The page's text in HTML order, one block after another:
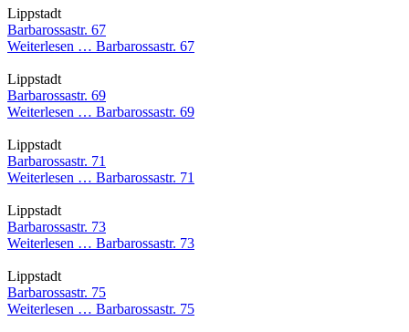
Lippstadt
Barbarossastr. 67
Weiterlesen … Barbarossastr. 67
Lippstadt
Barbarossastr. 69
Weiterlesen … Barbarossastr. 69
Lippstadt
Barbarossastr. 71
Weiterlesen … Barbarossastr. 71
Lippstadt
Barbarossastr. 73
Weiterlesen … Barbarossastr. 73
Lippstadt
Barbarossastr. 75
Weiterlesen … Barbarossastr. 75